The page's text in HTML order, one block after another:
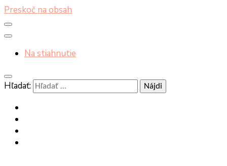
Preskoč na obsah
Na stiahnutie
Hľadať: